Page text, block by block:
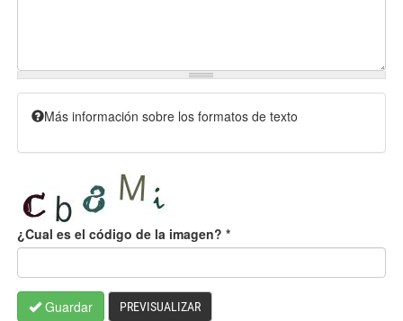
Más información sobre los formatos de texto
¿Cual es el código de la imagen? *
Guardar PREVISUALIZAR